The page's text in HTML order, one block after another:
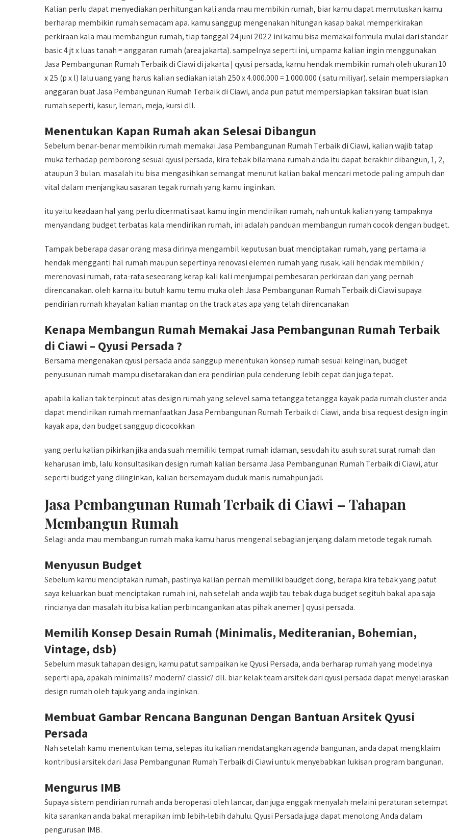
Kalian perlu dapat menyediakan perhitungan kali anda mau membikin rumah, biar kamu dapat memutuskan kamu
berharap membikin rumah semacam apa. kamu sanggup mengenakan hitungan kasap bakal memperkirakan
perkiraan kala mau membangun rumah, tiap tanggal 24 juni 2022 ini kamu bisa memakai formula mulai dari standar
basic 4 jt x luas tanah = anggaran rumah (area jakarta). sampelnya seperti ini, umpama kalian ingin menggunakan
Jasa Pembangunan Rumah Terbaik di Ciawi di jakarta | qyusi persada, kamu hendak membikin rumah oleh ukuran 10
x 25 (p x l) lalu uang yang harus kalian sediakan ialah 250 x 4.000.000 = 1.000.000 ( satu miliyar). selain mempersiapkan
anggaran buat Jasa Pembangunan Rumah Terbaik di Ciawi, anda pun patut mempersiapkan taksiran buat isian
rumah seperti, kasur, lemari, meja, kursi dll.
Menentukan Kapan Rumah akan Selesai Dibangun
Sebelum benar-benar membikin rumah memakai Jasa Pembangunan Rumah Terbaik di Ciawi, kalian wajib tatap
muka terhadap pemborong sesuai qyusi persada, kira tebak bilamana rumah anda itu dapat berakhir dibangun, 1, 2,
ataupun 3 bulan. masalah itu bisa mengasihkan semangat menurut kalian bakal mencari metode paling ampuh dan
vital dalam menjangkau sasaran tegak rumah yang kamu inginkan.
itu yaitu keadaan hal yang perlu dicermati saat kamu ingin mendirikan rumah, nah untuk kalian yang tampaknya
menyandang budget terbatas kala mendirikan rumah, ini adalah panduan membangun rumah cocok dengan budget.
Tampak beberapa dasar orang masa dirinya mengambil keputusan buat menciptakan rumah, yang pertama ia
hendak mengganti hal rumah maupun sepertinya renovasi elemen rumah yang rusak. kali hendak membikin /
merenovasi rumah, rata-rata seseorang kerap kali kali menjumpai pembesaran perkiraan dari yang pernah
direncanakan. oleh karna itu butuh kamu temu muka oleh Jasa Pembangunan Rumah Terbaik di Ciawi supaya
pendirian rumah khayalan kalian mantap on the track atas apa yang telah direncanakan
Kenapa Membangun Rumah Memakai Jasa Pembangunan Rumah Terbaik
di Ciawi – Qyusi Persada ?
Bersama mengenakan qyusi persada anda sanggup menentukan konsep rumah sesuai keinginan, budget
penyusunan rumah mampu disetarakan dan era pendirian pula cenderung lebih cepat dan juga tepat.
apabila kalian tak terpincut atas design rumah yang selevel sama tetangga tetangga kayak pada rumah cluster anda
dapat mendirikan rumah memanfaatkan Jasa Pembangunan Rumah Terbaik di Ciawi, anda bisa request design ingin
kayak apa, dan budget sanggup dicocokkan
yang perlu kalian pikirkan jika anda suah memiliki tempat rumah idaman, sesudah itu asuh surat surat rumah dan
keharusan imb, lalu konsultasikan design rumah kalian bersama Jasa Pembangunan Rumah Terbaik di Ciawi, atur
seperti budget yang diinginkan, kalian bersemayam duduk manis rumahpun jadi.
Jasa Pembangunan Rumah Terbaik di Ciawi – Tahapan
Membangun Rumah
Selagi anda mau membangun rumah maka kamu harus mengenal sebagian jenjang dalam metode tegak rumah.
Menyusun Budget
Sebelum kamu menciptakan rumah, pastinya kalian pernah memiliki baudget dong, berapa kira tebak yang patut
saya keluarkan buat menciptakan rumah ini, nah setelah anda wajib tau tebak duga budget segituh bakal apa saja
rincianya dan masalah itu bisa kalian perbincangankan atas pihak anemer | qyusi persada.
Memilih Konsep Desain Rumah (Minimalis, Mediteranian, Bohemian,
Vintage, dsb)
Sebelum masuk tahapan design, kamu patut sampaikan ke Qyusi Persada, anda berharap rumah yang modelnya
seperti apa, apakah minimalis? modern? classic? dll. biar kelak team arsitek dari qyusi persada dapat menyelaraskan
design rumah oleh tajuk yang anda inginkan.
Membuat Gambar Rencana Bangunan Dengan Bantuan Arsitek Qyusi
Persada
Nah setelah kamu menentukan tema, selepas itu kalian mendatangkan agenda bangunan, anda dapat mengklaim
kontribusi arsitek dari Jasa Pembangunan Rumah Terbaik di Ciawi untuk menyebabkan lukisan program bangunan.
Mengurus IMB
Supaya sistem pendirian rumah anda beroperasi oleh lancar, dan juga enggak menyalah melaini peraturan setempat
kita sarankan anda bakal merapikan imb lebih-lebih dahulu. Qyusi Persada juga dapat menolong Anda dalam
pengurusan IMB.